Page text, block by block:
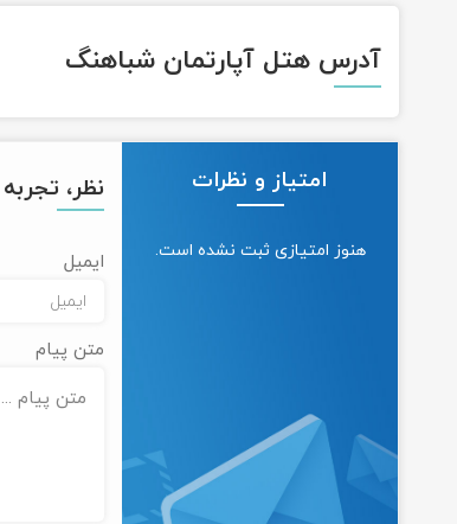
آدرس هتل آپارتمان شباهنگ
امتیاز و نظرات
هنوز امتیازی ثبت نشده است.
نظر،
ایمیل
متن پیام